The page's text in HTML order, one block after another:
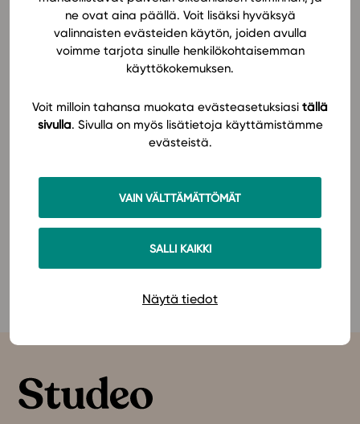
ne ovat aina päällä. Voit lisäksi hyväksyä
valinnaisten evästeiden käytön, joiden avulla
voimme tarjota sinulle henkilökohtaisemman
käyttökokemuksen.
Voit milloin tahansa muokata evästeasetuksiasi tällä
sivulla. Sivulla on myös lisätietoja käyttämistämme
evästeistä.
VAIN VÄLTTÄMÄTTÖMÄT
SALLI KAIKKI
Näytä tiedot
In English
uskontolukutaitoaan perehtymällä medioiden uutisiin
uskonnoista – muun muassa siihen, millaisia aiheita
niissä käsitellään ja millaisen kuvan ne uskonnoista
antavat. Tarkastelussa ovat myös uskontojen erilaiset
Materiaalissa harjoitellaan analysoimaan
uskontouutisia tehtävien ja ajankohtaisten
tekemään uskontoon liittyvä mediasisältö, media-
analyysi tai pienimuotoinen uskontoon liittyvä
tutkimus. Katso lisätiedot oppimateriaalistatäältä!